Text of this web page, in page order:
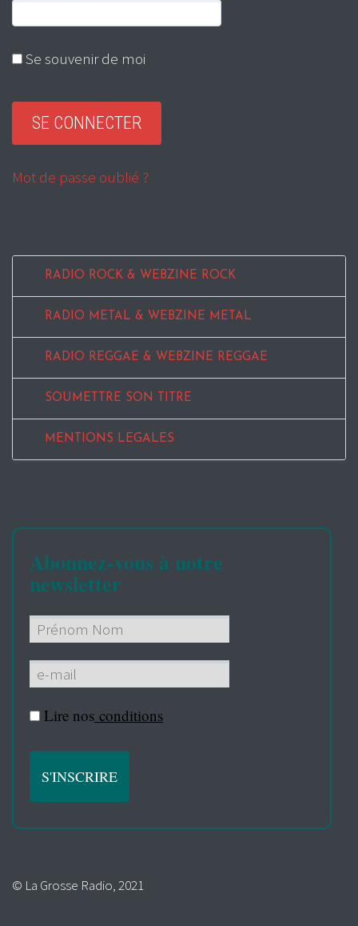
Se souvenir de moi
Mot de passe oublié ?
RADIO ROCK & WEBZINE ROCK
RADIO METAL & WEBZINE METAL
RADIO REGGAE & WEBZINE REGGAE
SOUMETTRE SON TITRE
MENTIONS LEGALES
Abonnez-vous à notre
newsletter
Lire nos conditions
© La Grosse Radio, 2021